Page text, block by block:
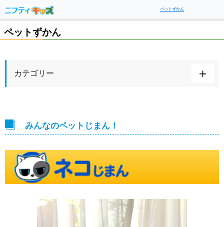
ペットずかん
ペットずかん
カテゴリー
みんなのペットじまん！